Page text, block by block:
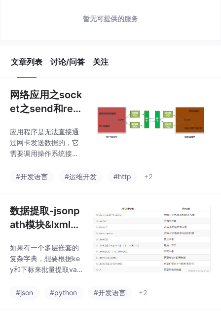
暂无可提供的服务
文章列表 讨论/问答 关注
网络应用之sock
et之send和rec
应用程序是无法直接通
过网卡发送数据的，它
需要调用操作系统接
序把发送的数据先写入
式，也就是说浏览器和
web服务器通信需要使
用http协议。传输 HTT
于 TCP 传输协议的，发
送数据之前需要先建立
连接。不管是recv还是s
对方的数据和发送数据
#开发语言 #运维开发 #http +2
数据提取-jsonp
ath模块&lxml模
如果有一个多层嵌套的
复杂字典，想要根据ke
y和下标来批量提取valu
下来我们就来了解一下x
#json #python #开发语言 +2